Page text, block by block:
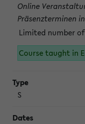
Online
Präsenzterminen
Limited number
Course taught in
S